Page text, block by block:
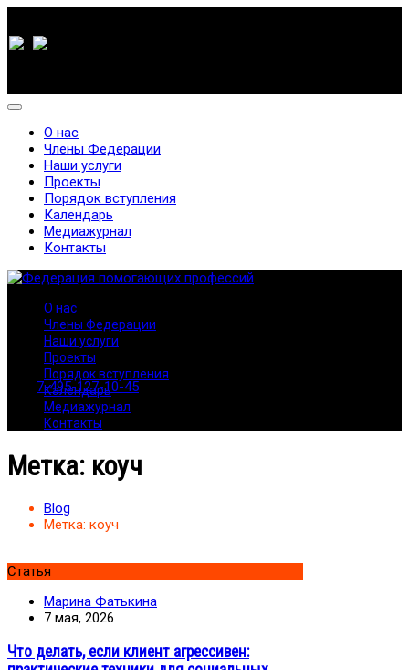
7-495-127-10-45
О нас
Члены Федерации
Наши услуги
Проекты
Порядок вступления
Календарь
Медиажурнал
Контакты
О нас
Члены Федерации
Наши услуги
Проекты
Порядок вступления
Календарь
Медиажурнал
Контакты
Метка: коуч
Blog
Метка: коуч
Статья
Марина Фатькина
7 мая, 2026
Что делать, если клиент агрессивен: